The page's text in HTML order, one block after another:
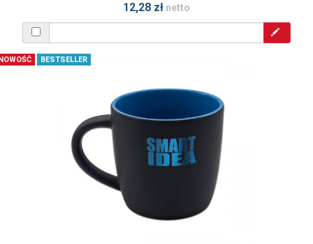
12,28 zł netto
BESTSELLER